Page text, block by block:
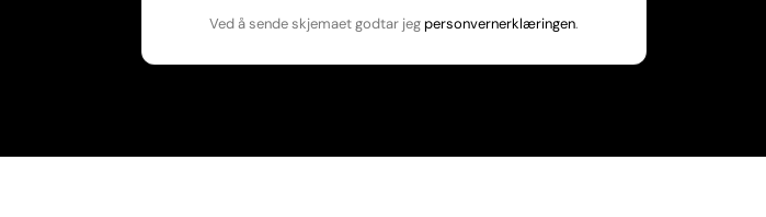
Ved å sende skjemaet godtar jegpersonvernerklæringen.